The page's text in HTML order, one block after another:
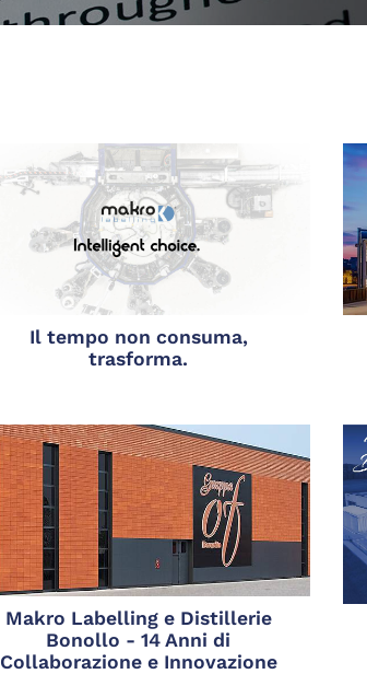
Il tempo non consuma,
trasforma.
Makro Labelling e Distillerie
Bonollo - 14 Anni di
Collaborazione e Innovazione